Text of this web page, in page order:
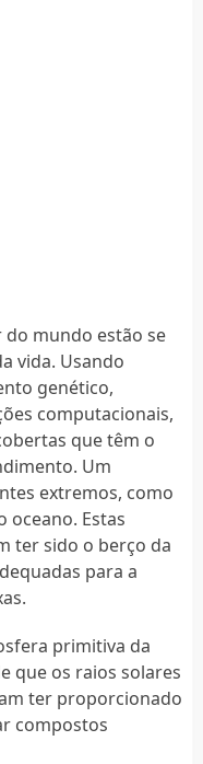
mundo estão se
vida. Usando
genético,
computacionais,
que têm o
Um
extremos, como
Estas
ter sido o berço da
para a
primitiva da
que os raios solares
ter proporcionado
compostos